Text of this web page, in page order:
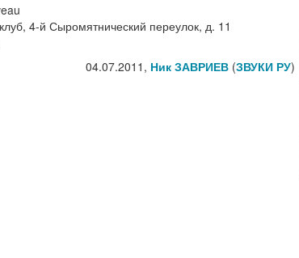
4-й Сыромятнический переулок, д. 11
04.07.2011, Ник ЗАВРИЕВ(ЗВУКИ РУ)